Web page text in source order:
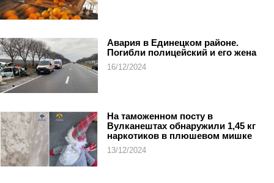
Авария в Единецком районе.
Погибли полицейский и его жена
16/12/2024
На таможенном посту в
Вулканештах обнаружили 1,45 кг
наркотиков в плюшевом мишке
13/12/2024